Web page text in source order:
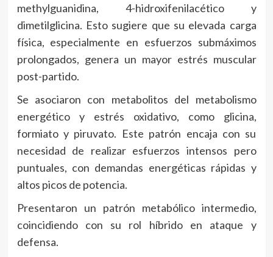
methylguanidina, 4-hidroxifenilacético y
dimetilglicina. Esto sugiere que su elevada carga
física, especialmente en esfuerzos submáximos
prolongados, genera un mayor estrés muscular
post-partido.
Se asociaron con metabolitos del metabolismo
energético y estrés oxidativo, como glicina,
formiato y piruvato. Este patrón encaja con su
necesidad de realizar esfuerzos intensos pero
puntuales, con demandas energéticas rápidas y
altos picos de potencia.
Presentaron un patrón metabólico intermedio,
coincidiendo con su rol híbrido en ataque y
defensa.